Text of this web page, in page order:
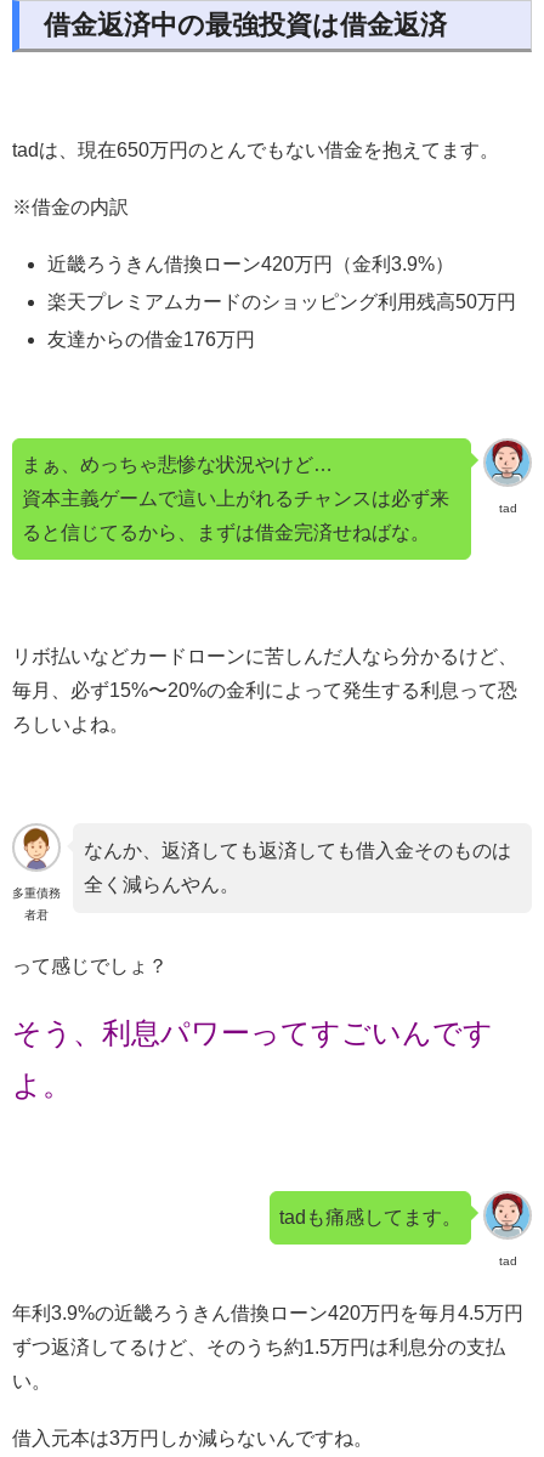
借金返済中の最強投資は借金返済
tadは、現在650万円のとんでもない借金を抱えてます。
※借金の内訳
近畿ろうきん借換ローン420万円（金利3.9%）
楽天プレミアムカードのショッピング利用残高50万円
友達からの借金176万円
tad
まぁ、めっちゃ悲惨な状況やけど…
資本主義ゲームで這い上がれるチャンスは必ず来
ると信じてるから、まずは借金完済せねばな。
リボ払いなどカードローンに苦しんだ人なら分かるけど、
毎月、必ず15%〜20%の金利によって発生する利息って恐
ろしいよね。
多重債務
者君
なんか、返済しても返済しても借入金そのものは
全く減らんやん。
って感じでしょ？
そう、利息パワーってすごいんです
よ。
tad
tadも痛感してます。
年利3.9%の近畿ろうきん借換ローン420万円を毎月4.5万円
ずつ返済してるけど、そのうち約1.5万円は利息分の支払
い。
借入元本は3万円しか減らないんですね。